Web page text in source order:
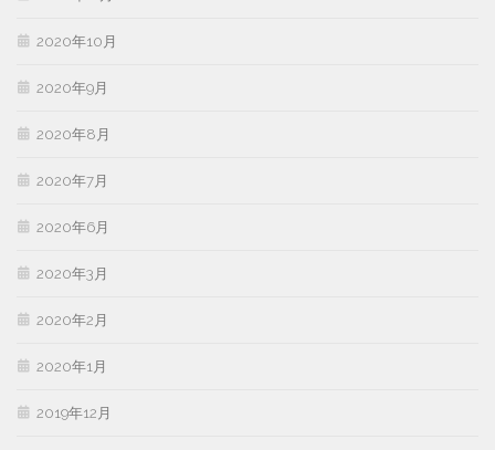
2020年10月
2020年9月
2020年8月
2020年7月
2020年6月
2020年3月
2020年2月
2020年1月
2019年12月